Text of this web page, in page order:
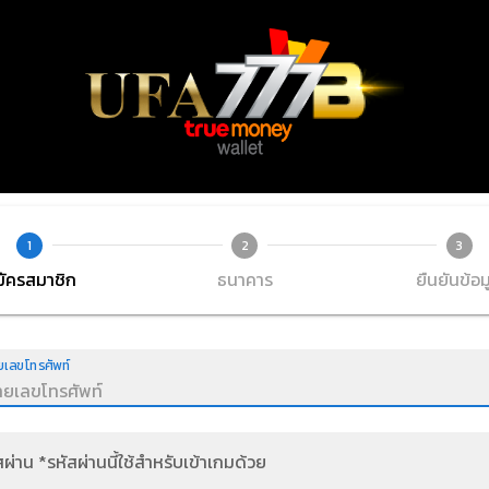
1
ครสมาชิก
2
ธนาคาร
3
ยืนยันข้อ
ลขโทรศัพท์
าน *รหัสผ่านนี้ใช้สำหรับเข้าเกมด้วย